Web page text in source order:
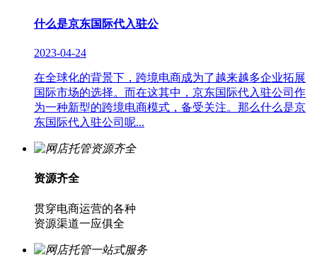
什么是京东国际代入驻公
2023-04-24
在全球化的背景下，跨境电商成为了越来越多企业拓展
国际市场的选择。而在这其中，京东国际代入驻公司作
为一种新型的跨境电商模式，备受关注。那么什么是京
东国际代入驻公司呢...
资源齐全
贯穿电商运营的各种
资源渠道一应俱全